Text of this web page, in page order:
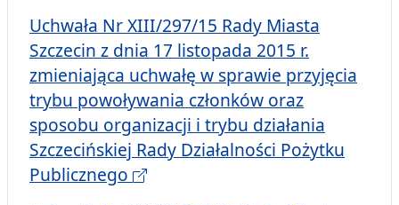
Uchwała Nr XIII/297/15 Rady Miasta
Szczecin z dnia 17 listopada 2015 r.
zmieniająca uchwałę w sprawie przyjęcia
trybu powoływania członków oraz
sposobu organizacji i trybu działania
Szczecińskiej Rady Działalności Pożytku
Publicznego